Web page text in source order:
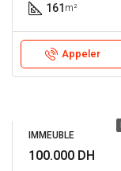
161 m²
Appeler
IMMEUBLE
100.000 DH